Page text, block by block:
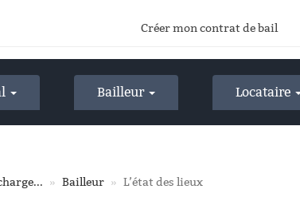
Créer mon contrat de bail
Bailleur Locataire
Bailleur L’état des lieux